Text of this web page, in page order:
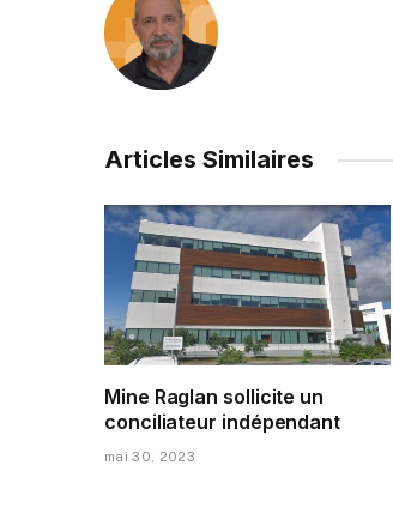
Articles Similaires
Mine Raglan sollicite un
conciliateur indépendant
mai 30, 2023